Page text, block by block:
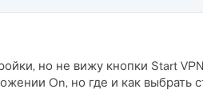
но не вижу кнопки Start VPN
On, но где и как выбрать